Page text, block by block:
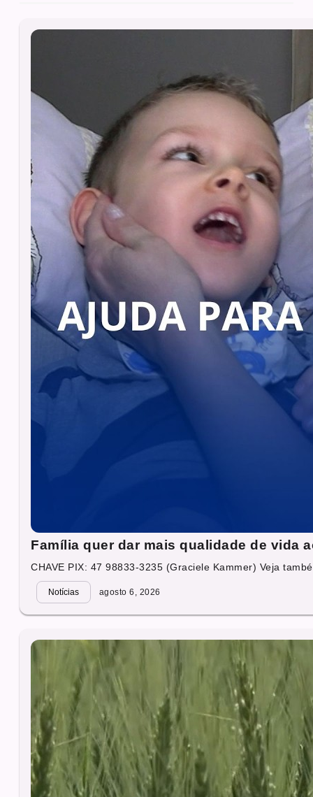
Família quer dar mais qualidade de vida
CHAVE PIX: 47 98833-3235 (Graciele Kammer) Veja
Notícias agosto 6, 2026